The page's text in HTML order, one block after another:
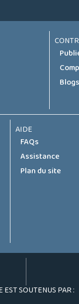
AIDE
FAQs
Assistance
Plan du site
EST SOUTENUS PAR :